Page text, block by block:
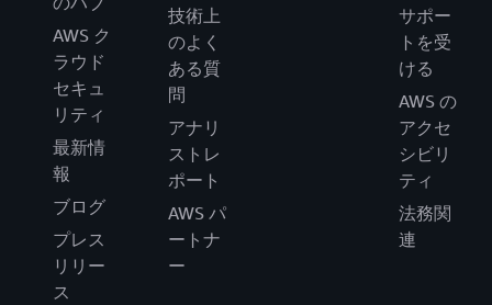
AWS ク
ラウド
セキュ
リティ
最新情
報
ブログ
プレス
リリー
ス
技術上
のよく
ある質
問
アナリ
ストレ
ポート
AWS パ
ートナ
ー
サポー
トを受
ける
AWS の
アクセ
シビリ
ティ
法務関
連